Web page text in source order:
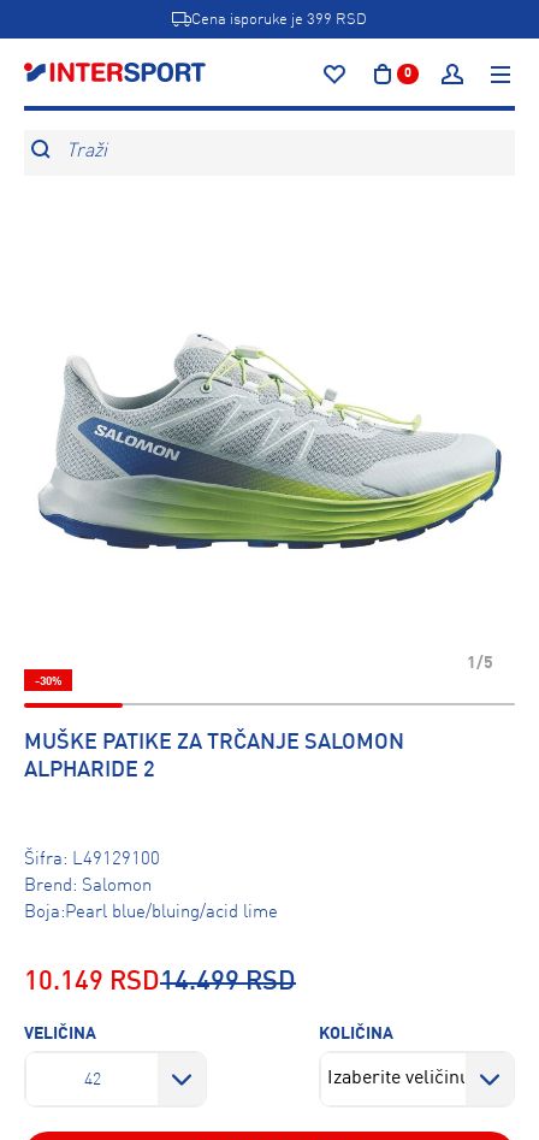
Cena isporuke je 399 RSD
0
Traži
1/5
-30%
MUŠKE PATIKE ZA TRČANJE SALOMON
ALPHARIDE 2
Šifra: L49129100
Brend: Salomon
Boja:Pearl blue/bluing/acid lime
10.149 RSD14.499 RSD
VELIČINA
42
KOLIČINA